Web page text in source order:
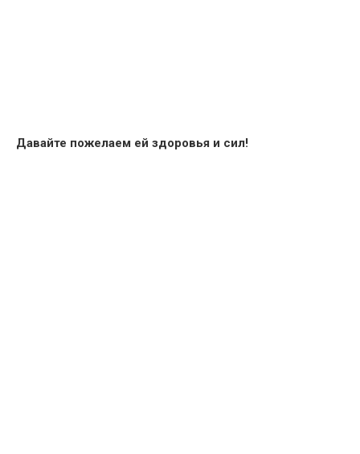
Давайте пожелаем ей здоровья и сил!